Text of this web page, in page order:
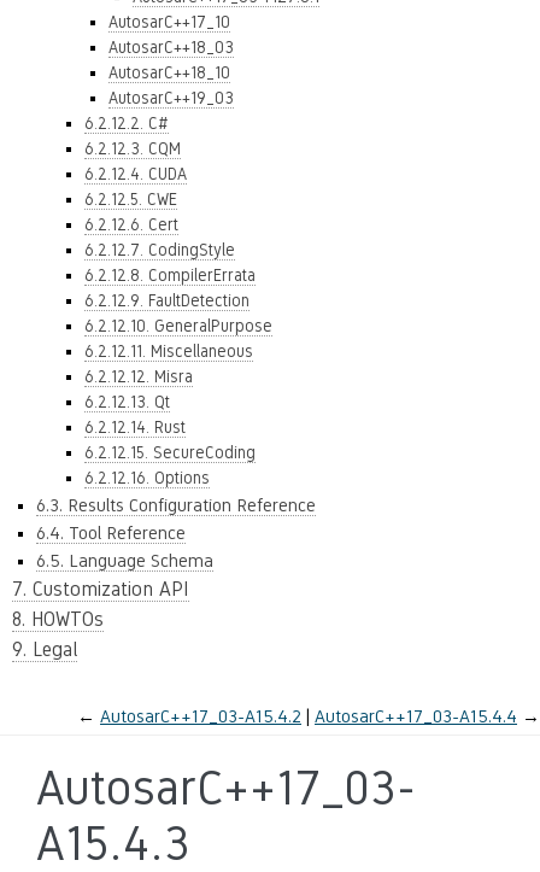
AutosarC++17_10
AutosarC++18_03
AutosarC++18_10
AutosarC++19_03
6.2.12.2. C#
6.2.12.3. CQM
6.2.12.4. CUDA
6.2.12.5. CWE
6.2.12.6. Cert
6.2.12.7. CodingStyle
6.2.12.8. CompilerErrata
6.2.12.9. FaultDetection
6.2.12.10. GeneralPurpose
6.2.12.11. Miscellaneous
6.2.12.12. Misra
6.2.12.13. Qt
6.2.12.14. Rust
6.2.12.15. SecureCoding
6.2.12.16. Options
6.3. Results Configuration Reference
6.4. Tool Reference
6.5. Language Schema
7. Customization API
8. HOWTOs
9. Legal
← AutosarC++17_03-A15.4.2 AutosarC++17_03-A15.4.4 →
AutosarC++17_03-
A15.4.3